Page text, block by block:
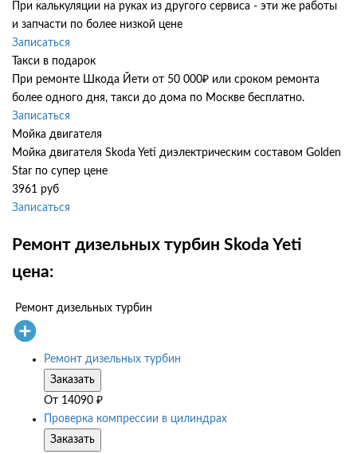
При калькуляции на руках из другого сервиса - эти же работы
и запчасти по более низкой цене
Записаться
Такси в подарок
При ремонте Шкода Йети от 50 000₽ или сроком ремонта
более одного дня, такси до дома по Москве бесплатно.
Записаться
Мойка двигателя
Мойка двигателя Skoda Yeti диэлектрическим составом Golden
Star по супер цене
3961 руб
Записаться
Ремонт дизельных турбин Skoda Yeti
цена:
Ремонт дизельных турбин
Ремонт дизельных турбин
Заказать
От 14090 ₽
Проверка компрессии в цилиндрах
Заказать